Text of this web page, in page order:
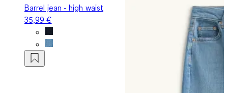
Barrel jean - high waist
35,99 €